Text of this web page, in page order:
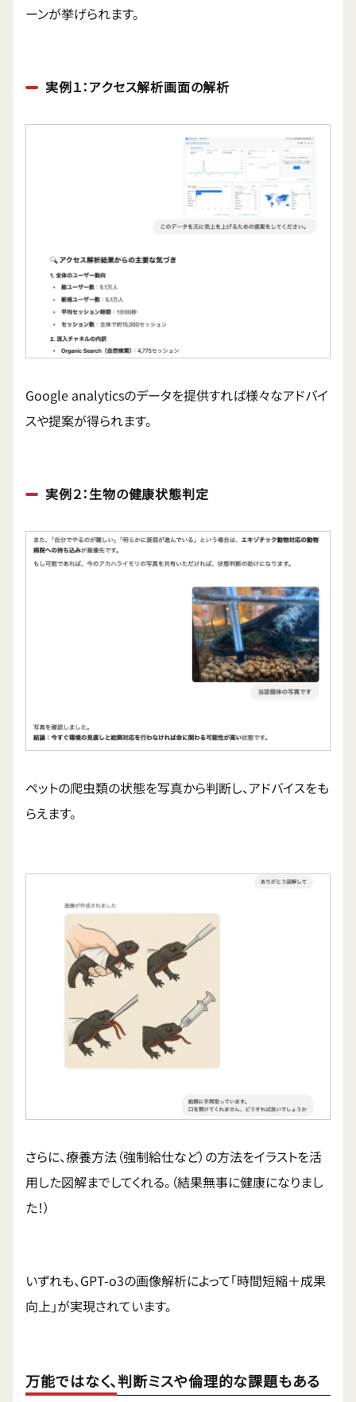
ーンが挙げられます。
実例１：アクセス解析画面の解析
Google analyticsのデータを提供すれば様々なアドバイ
スや提案が得られます。
実例２：生物の健康状態判定
ペットの爬虫類の状態を写真から判断し、アドバイスをも
らえます。
さらに、療養方法（強制給仕など）の方法をイラストを活
用した図解までしてくれる。（結果無事に健康になりまし
た！）
いずれも、GPT-o3の画像解析によって「時間短縮＋成果
向上」が実現されています。
万能ではなく、判断ミスや倫理的な課題もある